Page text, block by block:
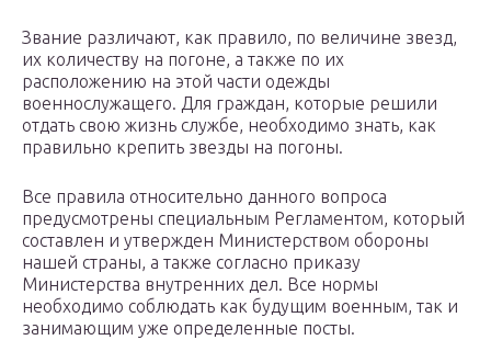
Звание различают, как правило, по величине звезд,
их количеству на погоне, а также по их
расположению на этой части одежды
военнослужащего. Для граждан, которые решили
отдать свою жизнь службе, необходимо знать, как
правильно крепить звезды на погоны.
Все правила относительно данного вопроса
предусмотрены специальным Регламентом, который
составлен и утвержден Министерством обороны
нашей страны, а также согласно приказу
Министерства внутренних дел. Все нормы
необходимо соблюдать как будущим военным, так и
занимающим уже определенные посты.